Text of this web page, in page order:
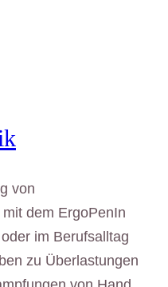
von
dem ErgoPenIn
im Berufsalltag
zu Überlastungen